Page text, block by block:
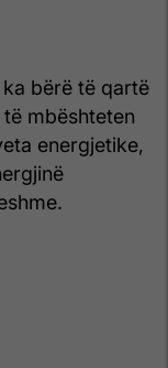
bërë të qartë
mbështeten
energjetike,